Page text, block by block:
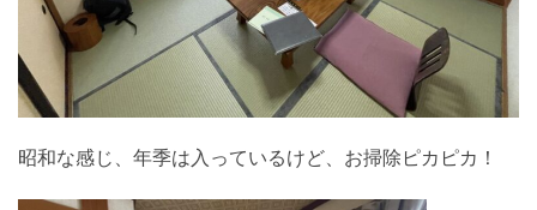
昭和な感じ、年季は入っているけど、お掃除ピカピカ！